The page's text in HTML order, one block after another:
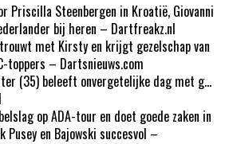
Priscilla Steenbergen in Kroatië, Giovanni
bij heren – Dartfreakz.nl
met Kirsty en krijgt gezelschap van
toppers – Dartsnieuws.com
(35) beleeft onvergetelijke dag met g…
op ADA-tour en doet goede zaken in
Pusey en Bajowski succesvol –